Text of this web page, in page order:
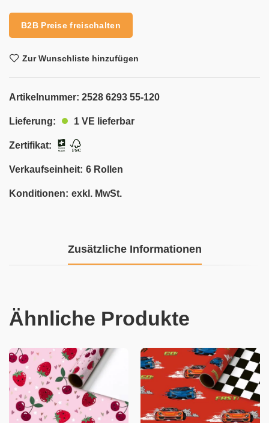
B2B Preise freischalten
Zur Wunschliste hinzufügen
Artikelnummer: 2528 6293 55-120
Lieferung: 1 VE lieferbar
Zertifikat:
Verkaufseinheit: 6 Rollen
Konditionen: exkl. MwSt.
Zusätzliche Informationen
Ähnliche Produkte